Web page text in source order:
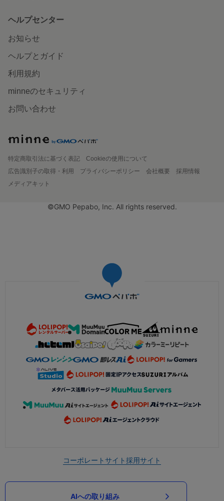
ヘルプセンター
お知らせ
ヘルプとガイド
利用規約
minneのセキュリティ
お問い合わせ
特定商取引法に基づく表記
Cookieの使用について
広告識別子の取得・利用
プライバシーポリシー 会社概要
採用情報
メディアキット
©GMO Pepabo, Inc. All rights reserved.
コーポレートサイト採用サイト
AIへの取り組み